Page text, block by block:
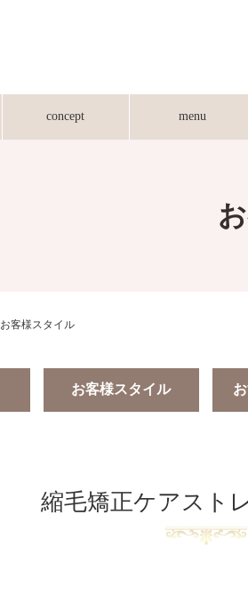
concept menu
お客様スタイル
お客様スタイル
縮毛矯正ケアスト